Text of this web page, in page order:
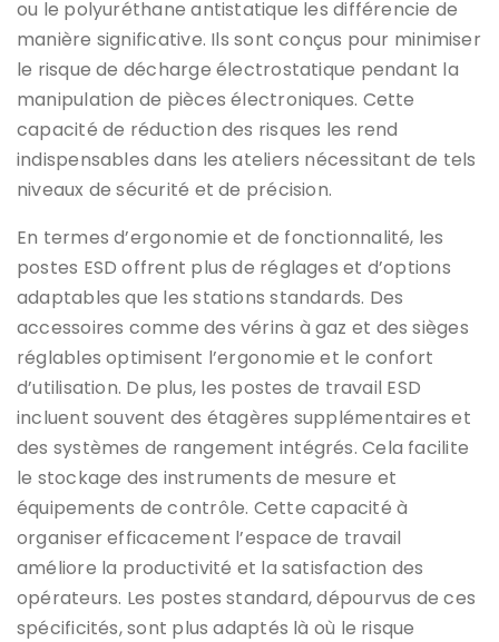
ou le polyuréthane antistatique les différencie de
manière significative. Ils sont conçus pour minimiser
le risque de décharge électrostatique pendant la
manipulation de pièces électroniques. Cette
capacité de réduction des risques les rend
indispensables dans les ateliers nécessitant de tels
niveaux de sécurité et de précision.
En termes d’ergonomie et de fonctionnalité, les
postes ESD offrent plus de réglages et d’options
adaptables que les stations standards. Des
accessoires comme des vérins à gaz et des sièges
réglables optimisent l’ergonomie et le confort
d’utilisation. De plus, les postes de travail ESD
incluent souvent des étagères supplémentaires et
des systèmes de rangement intégrés. Cela facilite
le stockage des instruments de mesure et
équipements de contrôle. Cette capacité à
organiser efficacement l’espace de travail
améliore la productivité et la satisfaction des
opérateurs. Les postes standard, dépourvus de ces
spécificités, sont plus adaptés là où le risque